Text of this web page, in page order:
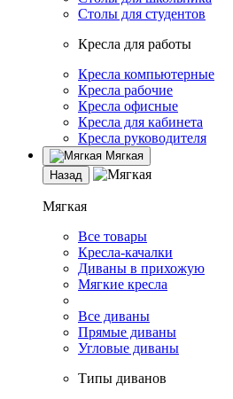
Столы для студентов
Кресла для работы
Кресла компьютерные
Кресла рабочие
Кресла офисные
Кресла для кабинета
Кресла руководителя
Мягкая
Назад
Мягкая
Все товары
Кресла-качалки
Диваны в прихожую
Мягкие кресла
Все диваны
Прямые диваны
Угловые диваны
Типы диванов